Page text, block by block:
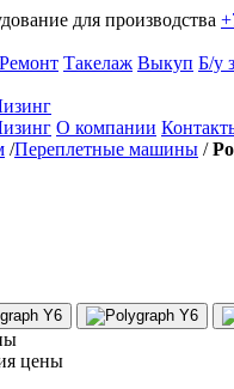
для производства
Ремонт Такелаж Выкуп Б/у
О компании
/Переплетные машины /
цены